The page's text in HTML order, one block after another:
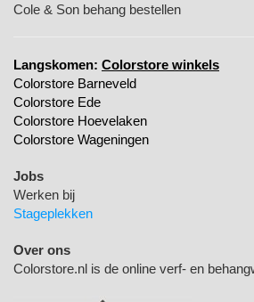
Cole & Son behang bestellen
Langskomen: Colorstore winkels
Colorstore Barneveld
Colorstore Ede
Colorstore Hoevelaken
Colorstore Wageningen
Jobs
Werken bij
Stageplekken
Over ons
Colorstore.nl is de online verf- en